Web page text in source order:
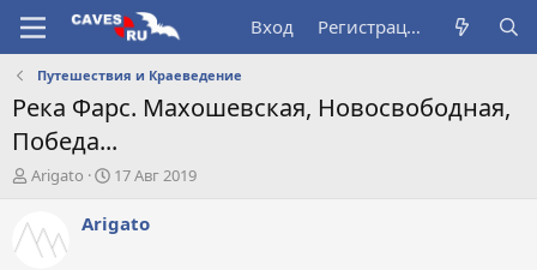
Вход Регистрация
Путешествия и Краеведение
Река Фарс. Махошевская, Новосвободная,
Победа...
А
о
Arigato
Д
т
а
17 Авг 2019
Arigato